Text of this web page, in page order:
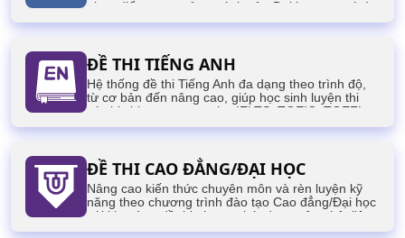
phục điểm cao, mở ra cánh cửa Đại học mơ ước!
ĐỀ THI TIẾNG ANH
Hệ thống đề thi Tiếng Anh đa dạng theo trình độ,
từ cơ bản đến nâng cao, giúp học sinh luyện thi
các kỳ thi quan trọng như IELTS, TOEIC, TOEFL,
VSTEP,...
ĐỀ THI CAO ĐẲNG/ĐẠI HỌC
Nâng cao kiến thức chuyên môn và rèn luyện kỹ
năng theo chương trình đào tạo Cao đẳng/Đại học
với kho tàng đề thi phong phú, được cập nhật liên
tục, phục vụ cho các kỳ thi của sinh viên.